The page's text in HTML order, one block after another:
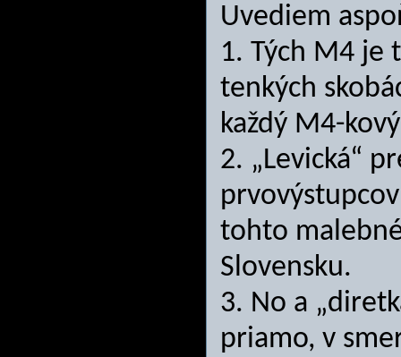
Uvediem
1. Tých M4 je
tenkých
každý M4-
2. „Levická“
tohto
Slovensku.
3. No a
priamo, v